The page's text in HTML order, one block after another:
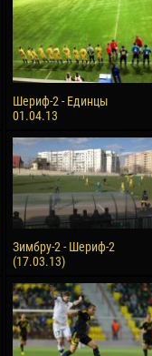
Шериф-2 - Единцы
01.04.13
Зимбру-2 - Шериф-2
(17.03.13)